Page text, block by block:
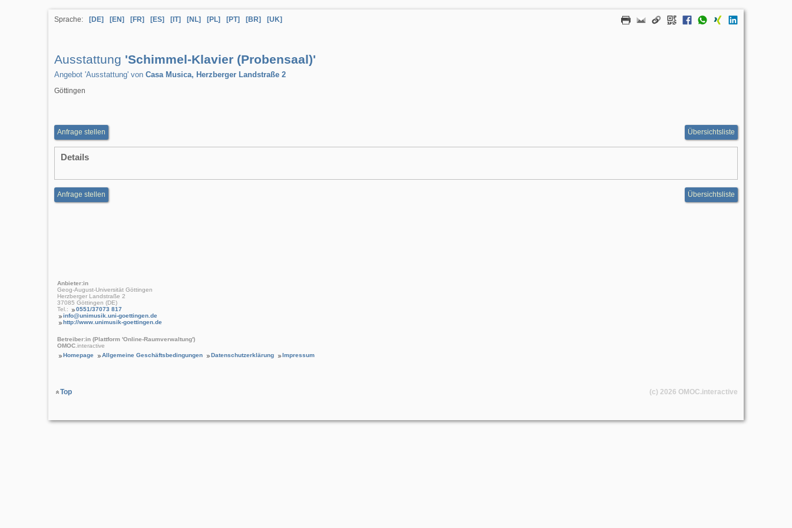
Sprache: [DE] [EN] [FR] [ES] [IT] [NL] [PL] [PT] [BR] [UK]
Ausstattung 'Schimmel-Klavier (Probensaal)'
Angebot 'Ausstattung' von Casa Musica, Herzberger Landstraße 2
Göttingen
Anfrage stellen Übersichtsliste
Details
Anfrage stellen Übersichtsliste
Anbieter:in
Geog-August-Universität Göttingen
Herzberger Landstraße 2
37085 Göttingen (DE)
Tel.:
0551/37073 817
info@unimusik.uni-goettingen.de
http://www.unimusik-goettingen.de
Betreiber:in (Plattform 'Online-Raumverwaltung')
OMOC .interactive
Homepage
Allgemeine Geschäftsbedingungen Datenschutzerklärung Impressum
Top (c) 2026 OMOC.interactive